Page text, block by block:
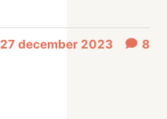
27 december 2023 8